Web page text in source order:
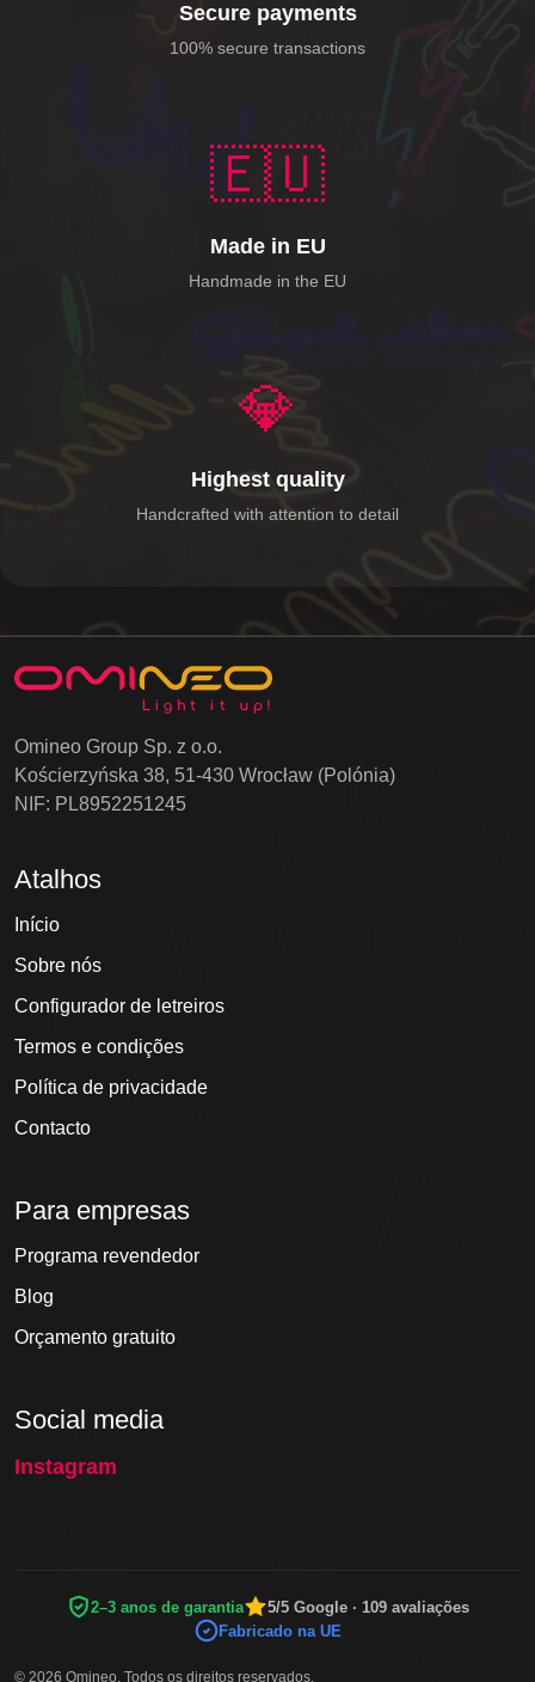
Secure payments
100% secure transactions
🇪🇺
Made in EU
Handmade in the EU
💎
Highest quality
Handcrafted with attention to detail
Omineo Group Sp. z o.o.
Kościerzyńska 38, 51-430 Wrocław (Polónia)
NIF: PL8952251245
Atalhos
Início
Sobre nós
Configurador de letreiros
Termos e condições
Política de privacidade
Contacto
Para empresas
Programa revendedor
Blog
Orçamento gratuito
Social media
Instagram
2–3 anos de garantia
5/5 Google · 109 avaliações
Fabricado na UE
© 2026 Omineo. Todos os direitos reservados.